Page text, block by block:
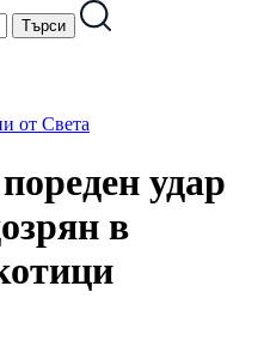
от Света
удар
в